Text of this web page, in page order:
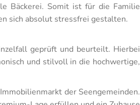
Bäckerei. Somit ist für die Familie
sich absolut stressfrei gestalten.
geprüft und beurteilt. Hierbei
und stilvoll in die hochwertige,
der Seengemeinden.